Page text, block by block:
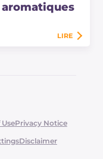
aromatiques
LIRE
Privacy Notice
Disclaimer